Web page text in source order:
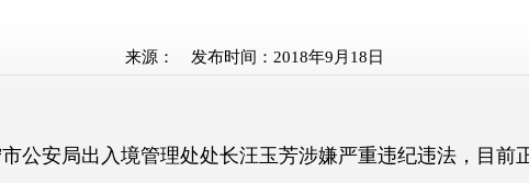
来源： 发布时间： 2018年9月18日
安局出入境管理处处长汪玉芳涉嫌严重违纪违法，目前